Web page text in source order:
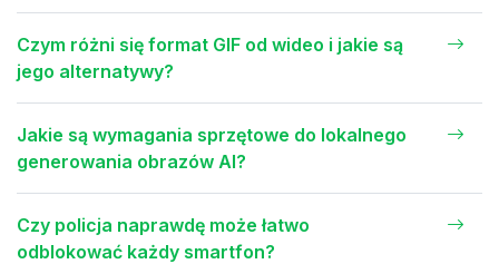
Czym różni się format GIF od wideo i jakie są
jego alternatywy?
Jakie są wymagania sprzętowe do lokalnego
generowania obrazów AI?
Czy policja naprawdę może łatwo
odblokować każdy smartfon?